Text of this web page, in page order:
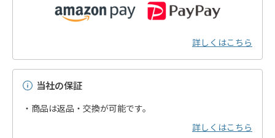
詳しくはこちら
当社の保証
・商品は返品・交換が可能です。
詳しくはこちら